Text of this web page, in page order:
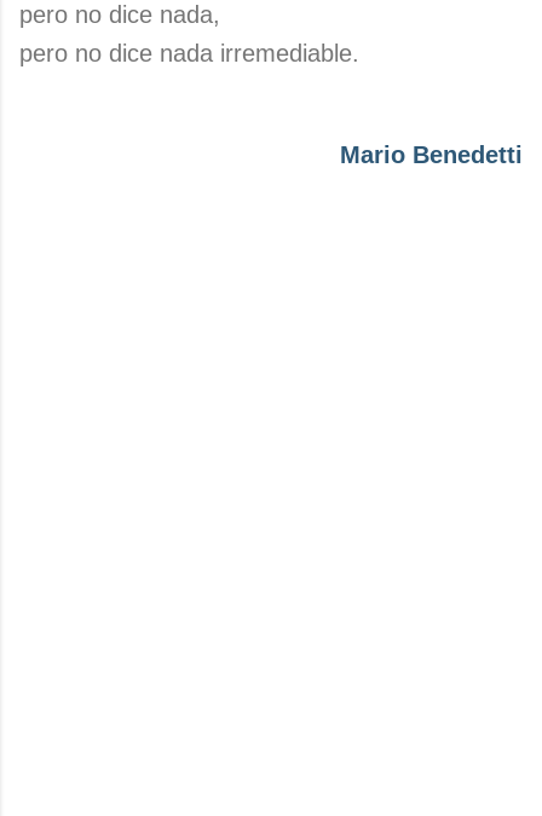
pero no dice nada,
pero no dice nada irremediable.
Mario Benedetti